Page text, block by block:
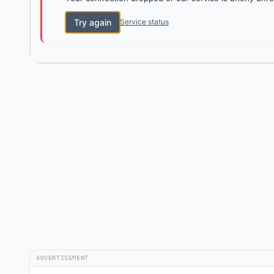
Try again Service status
ADVERTISEMENT